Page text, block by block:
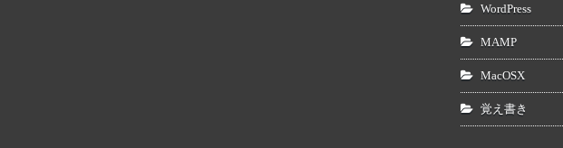
WordPress
MAMP
MacOSX
覚え書き